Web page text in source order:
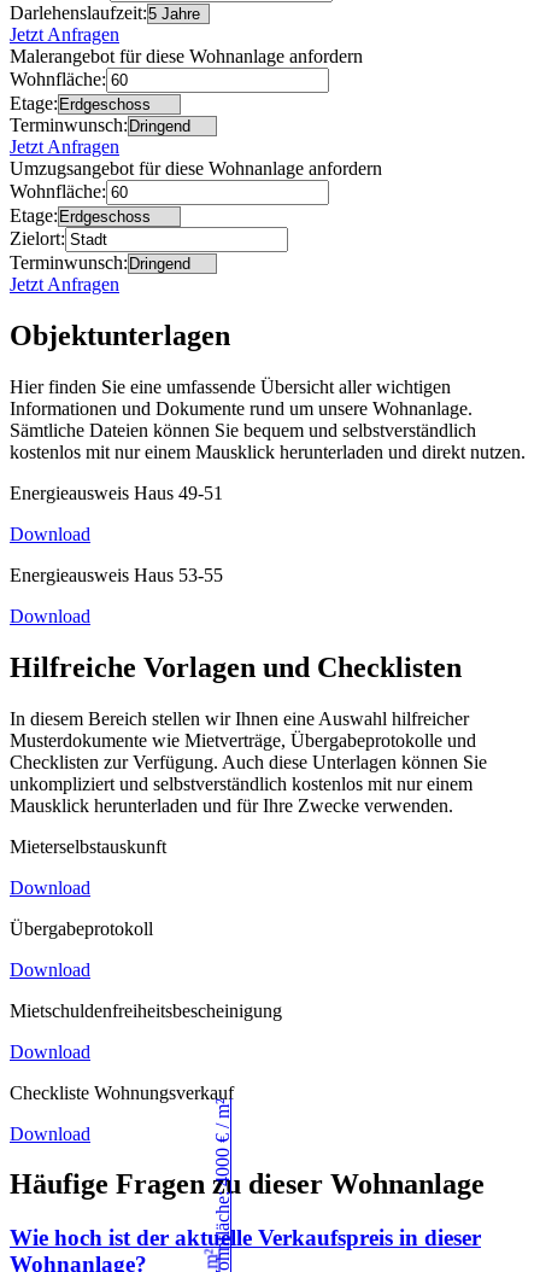
Darlehenslaufzeit:
Jetzt Anfragen
Malerangebot für diese Wohnanlage anfordern
Wohnfläche:
Etage:
Terminwunsch:
Jetzt Anfragen
Umzugsangebot für diese Wohnanlage anfordern
Wohnfläche:
Etage:
Zielort:
Terminwunsch:
Jetzt Anfragen
Objektunterlagen
Hier finden Sie eine umfassende Übersicht aller wichtigen
Informationen und Dokumente rund um unsere Wohnanlage.
Sämtliche Dateien können Sie bequem und selbstverständlich
kostenlos mit nur einem Mausklick herunterladen und direkt nutzen.
Energieausweis Haus 49-51
Download
Energieausweis Haus 53-55
Download
Hilfreiche Vorlagen und Checklisten
In diesem Bereich stellen wir Ihnen eine Auswahl hilfreicher
Musterdokumente wie Mietverträge, Übergabeprotokolle und
Checklisten zur Verfügung. Auch diese Unterlagen können Sie
unkompliziert und selbstverständlich kostenlos mit nur einem
Mausklick herunterladen und für Ihre Zwecke verwenden.
Mieterselbstauskunft
Download
Übergabeprotokoll
Download
Mietschuldenfreiheitsbescheinigung
Download
Checkliste Wohnungsverkauf
Download
Häufige Fragen zu dieser Wohnanlage
Wie hoch ist der aktuelle Verkaufspreis in dieser
Wohnanlage?